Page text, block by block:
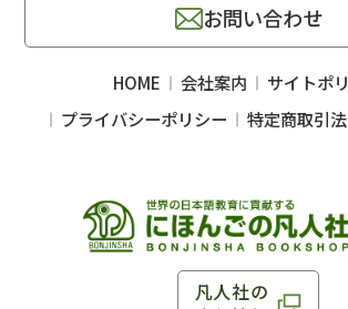
凡人社の
お問い合わせ
HOME 会社案内
サイトポ
プライバシーポリシー
特定商取引